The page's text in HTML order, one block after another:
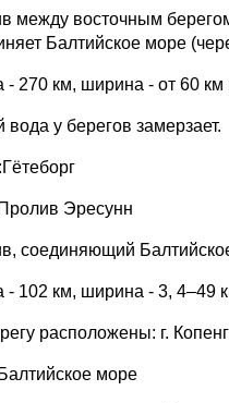
между восточным
Балтийское море
- 270 км, ширина - от 60
вода у берегов замерзает.
Пролив Эресунн
соединяющий
- 102 км, ширина - 3, 4–49
расположены: г.
Балтийское море